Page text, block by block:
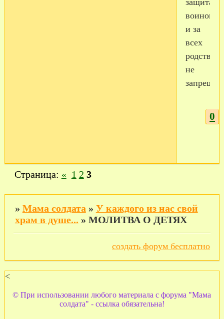
защита
воинов
и за
всех
не
0
Страница: « 1 2 3
» Мама солдата » У каждого из нас свой
храм в душе... » МОЛИТВА О ДЕТЯХ
создать форум бесплатно
<
© При использовании любого материала с форума "Мама
солдата" - ссылка обязательна!